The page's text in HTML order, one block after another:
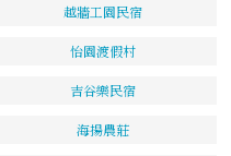
越牆工園民宿
怡園渡假村
吉谷樂民宿
海揚農莊